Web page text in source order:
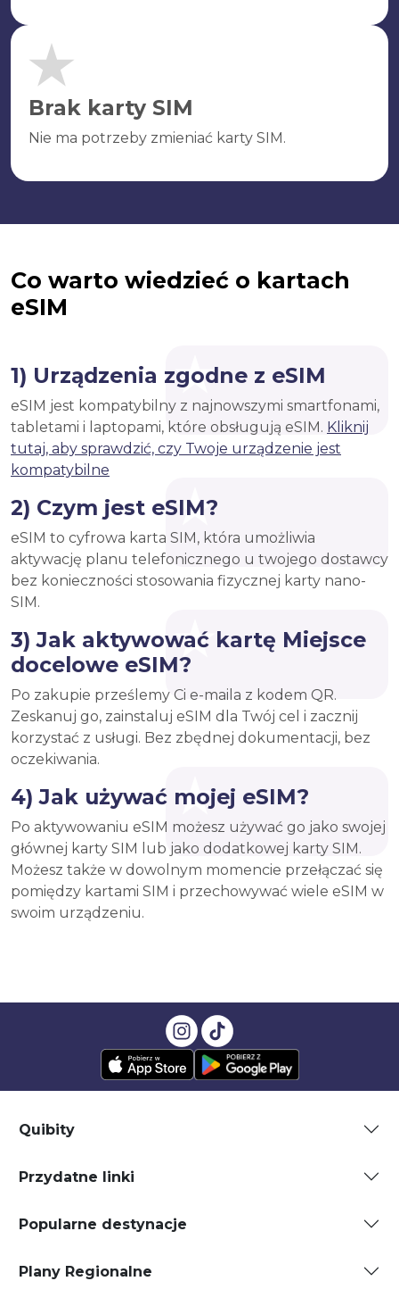
Brak karty SIM
Nie ma potrzeby zmieniać karty SIM.
Co warto wiedzieć o kartach
eSIM
1) Urządzenia zgodne z eSIM
eSIM jest kompatybilny z najnowszymi smartfonami,
tabletami i laptopami, które obsługują eSIM. Kliknij
tutaj, aby sprawdzić, czy Twoje urządzenie jest
kompatybilne
2) Czym jest eSIM?
eSIM to cyfrowa karta SIM, która umożliwia
aktywację planu telefonicznego u twojego dostawcy
bez konieczności stosowania fizycznej karty nano-
SIM.
3) Jak aktywować kartę Miejsce
docelowe eSIM?
Po zakupie prześlemy Ci e-maila z kodem QR.
Zeskanuj go, zainstaluj eSIM dla Twój cel i zacznij
korzystać z usługi. Bez zbędnej dokumentacji, bez
oczekiwania.
4) Jak używać mojej eSIM?
Po aktywowaniu eSIM możesz używać go jako swojej
głównej karty SIM lub jako dodatkowej karty SIM.
Możesz także w dowolnym momencie przełączać się
pomiędzy kartami SIM i przechowywać wiele eSIM w
swoim urządzeniu.
Quibity
Przydatne linki
Popularne destynacje
Plany Regionalne